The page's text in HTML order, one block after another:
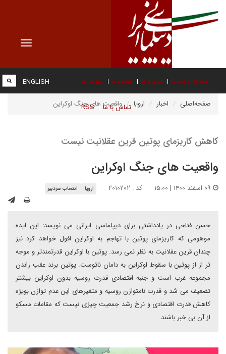
Toggle
صفحه نخست درباره ما عضویت پیوند ها
تماس با ما RSS
ENGLISH
صفحه‌اصلی اخبار اروپا واقعیت های جنگ اوکراین
کاهش کاریزمای پوتین قرین عقلانیت نیست
واقعیت های جنگ اوکراین
کد : ۲۰۱۰۲۰۲ اروپا انتخاب سردبیر
حسن فتاحی در یادداشتی برای دیپلماسی ایرانی می نویسد: این ایده
موهومی که کاریزمای پوتین با تهاجم به اوکراین افول خواهد کرد نیز
چندان قرین عقلانیت به نظر نمی رسد. پوتین با اوکراین قدرتمندتر و موجه
تر از از پوتین با سقوط اوکراین به دامان ناتوست. پوتین برند عقب راندن
مجموعه غرب است و جنبه اقتصادی قدرت روسیه بدون اوکراین بیشتر
تضعیف می شد و قدرت نامتوازن روسیه و متغیرهای این عدم توازن بویژه
کاهش قدرت اقتصادی و نرخ رشد جمعیت چیزی نیست که مقامات مسکو
از آن بی خبر باشند.